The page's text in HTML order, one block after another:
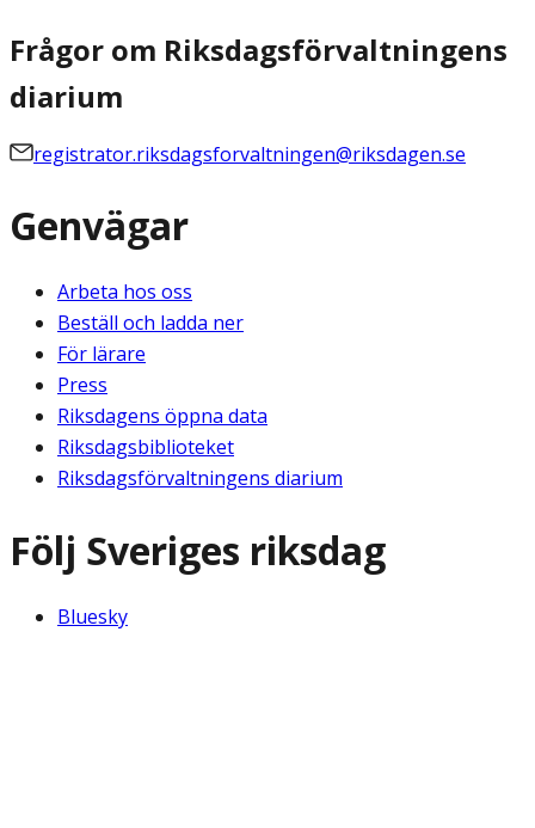
Frågor om Riksdagsförvaltningens
diarium
registrator.riksdagsforvaltningen@riksdagen.se
Genvägar
Arbeta hos oss
Beställ och ladda ner
För lärare
Press
Riksdagens öppna data
Riksdagsbiblioteket
Riksdagsförvaltningens diarium
Följ Sveriges riksdag
Bluesky